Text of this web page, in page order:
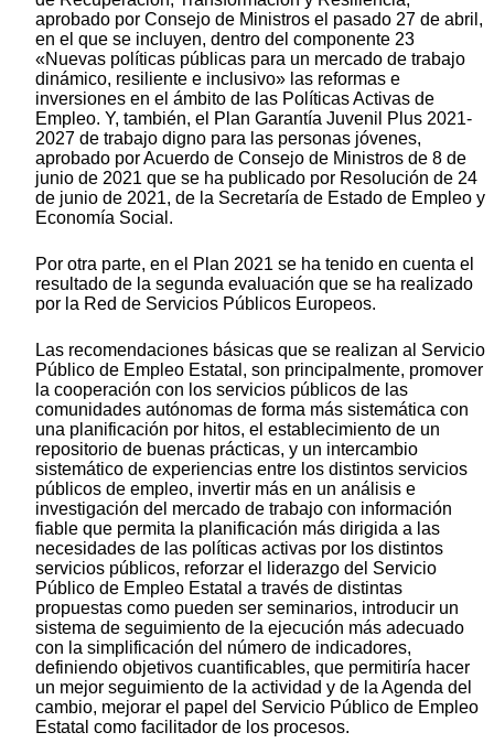
aprobado por Consejo de Ministros el pasado 27 de abril,
en el que se incluyen, dentro del componente 23
«Nuevas políticas públicas para un mercado de trabajo
dinámico, resiliente e inclusivo» las reformas e
inversiones en el ámbito de las Políticas Activas de
Empleo. Y, también, el Plan Garantía Juvenil Plus 2021-
2027 de trabajo digno para las personas jóvenes,
aprobado por Acuerdo de Consejo de Ministros de 8 de
junio de 2021 que se ha publicado por Resolución de 24
de junio de 2021, de la Secretaría de Estado de Empleo y
Economía Social.
Por otra parte, en el Plan 2021 se ha tenido en cuenta el
resultado de la segunda evaluación que se ha realizado
por la Red de Servicios Públicos Europeos.
Las recomendaciones básicas que se realizan al Servicio
Público de Empleo Estatal, son principalmente, promover
la cooperación con los servicios públicos de las
comunidades autónomas de forma más sistemática con
una planificación por hitos, el establecimiento de un
repositorio de buenas prácticas, y un intercambio
sistemático de experiencias entre los distintos servicios
públicos de empleo, invertir más en un análisis e
investigación del mercado de trabajo con información
fiable que permita la planificación más dirigida a las
necesidades de las políticas activas por los distintos
servicios públicos, reforzar el liderazgo del Servicio
Público de Empleo Estatal a través de distintas
propuestas como pueden ser seminarios, introducir un
sistema de seguimiento de la ejecución más adecuado
con la simplificación del número de indicadores,
definiendo objetivos cuantificables, que permitiría hacer
un mejor seguimiento de la actividad y de la Agenda del
cambio, mejorar el papel del Servicio Público de Empleo
Estatal como facilitador de los procesos.